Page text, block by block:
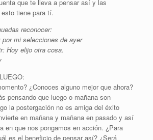
que te lleva a pensar así y las
tiene para tí.
reconocer:
mi selecciones de ayer
Hoy elijo otra cosa.
¿Conoces alguno mejor que ahora?
pensando que luego o mañana son
la postergación no es amiga del éxito
en mañana y mañana en pasado y así
en que nos pongamos en acción. ¿Para
es el beneficio de pensar así? ¿Será